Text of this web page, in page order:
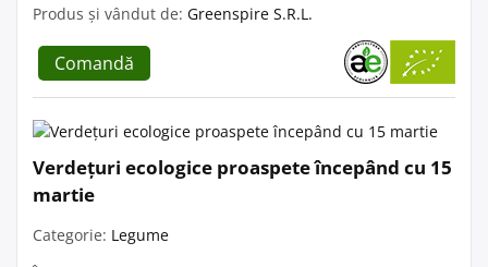
Produs și vândut de: Greenspire S.R.L.
Comandă
Verdețuri ecologice proaspete începând cu 15
martie
Categorie: Legume